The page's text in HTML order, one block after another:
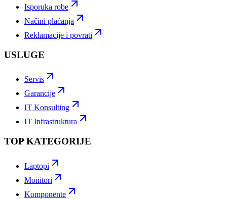
Isporuka robe
Načini plaćanja
Reklamacije i povrati
USLUGE
Servis
Garancije
IT Konsulting
IT Infrastruktura
TOP KATEGORIJE
Laptopi
Monitori
Komponente